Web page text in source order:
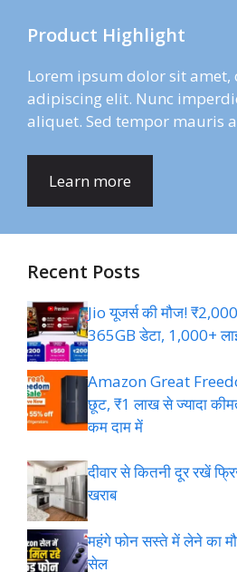
Product Highlight
Lorem ipsum dolor sit amet,
adipiscing elit. Nunc
aliquet. Sed tempor mauris
Learn more
Recent Posts
Jio यूजर्स की मौज!
365GB डेटा, 1,000+
Amazon Great
छूट, ₹1 लाख से ज्यादा
कम दाम में
दीवार से कितनी दूर रखें
खराब
महंगे फोन सस्ते में लेने का
सेल